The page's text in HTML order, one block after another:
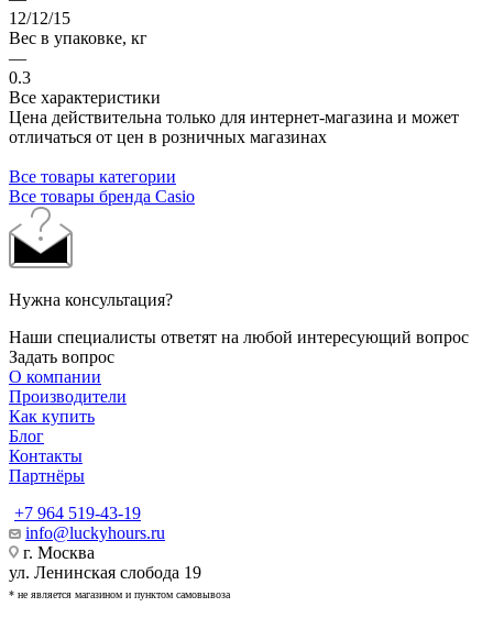
12/12/15
Вес в упаковке, кг
—
0.3
Все характеристики
Цена действительна только для интернет-магазина и может
отличаться от цен в розничных магазинах
Все товары категории
Все товары бренда Casio
Нужна консультация?
Наши специалисты ответят на любой интересующий вопрос
Задать вопрос
О компании
Производители
Как купить
Блог
Контакты
Партнёры
+7 964 519-43-19
info@luckyhours.ru
г. Москва
ул. Ленинская слобода 19
* не является магазином и пунктом самовывоза